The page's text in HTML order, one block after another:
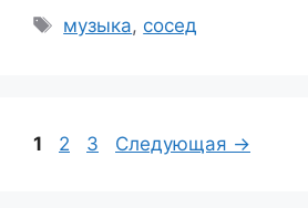
Метки
музыка, сосед
Страница
1 Страница
2 Страница
3 Следующая →